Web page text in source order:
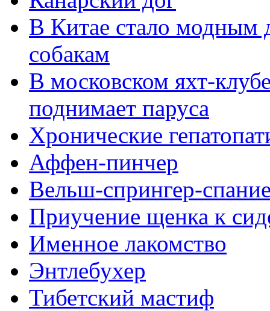
В Китае стало модным
собакам
В московском яхт-
поднимает паруса
Хронические
Аффен-пинчер
Вельш-спрингер-
Приучение щенка к
Именное лакомство
Энтлебухер
Тибетский мастиф